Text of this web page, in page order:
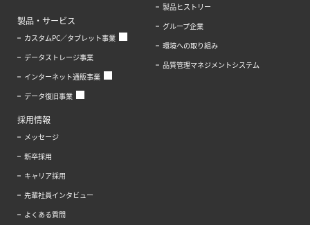
製品・サービス
カスタムPC／タブレット事業
データストレージ事業
インターネット通販事業
データ復旧事業
製品ヒストリー
グループ企業
環境への取り組み
品質管理マネジメントシステム
採用情報
メッセージ
新卒採用
キャリア採用
先輩社員インタビュー
よくある質問